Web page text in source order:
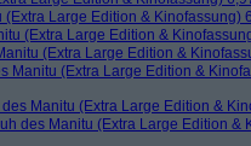
(Extra Large Edition & Kinofassung)
(Extra Large Edition &
(Extra Large Edition &
Manitu (Extra Large Edition &
Manitu (Extra Large Edition &
des Manitu (Extra Large Edition &